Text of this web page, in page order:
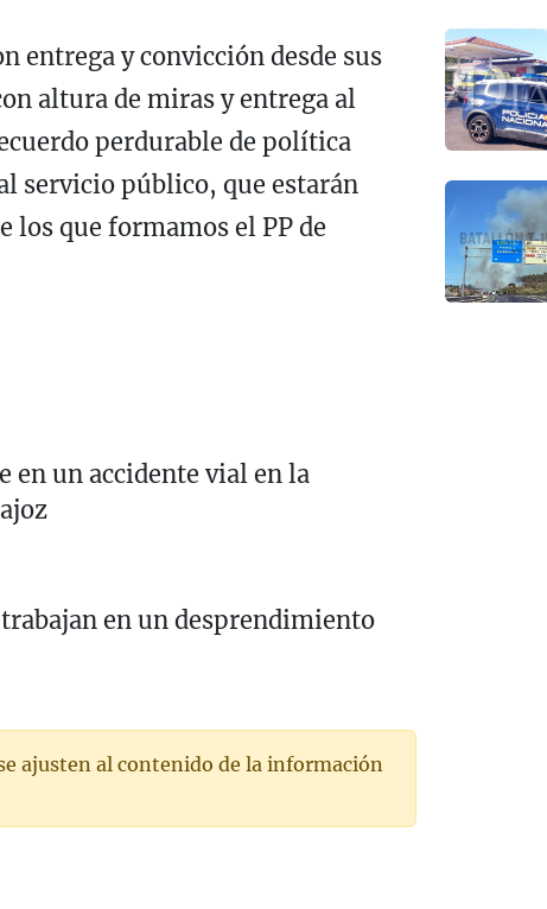
entrega y convicción desde sus
altura de miras y entrega al
perdurable de política
servicio público, que estarán
los que formamos el PP de
en un accidente vial en la
en un desprendimiento
ajusten al contenido de la información